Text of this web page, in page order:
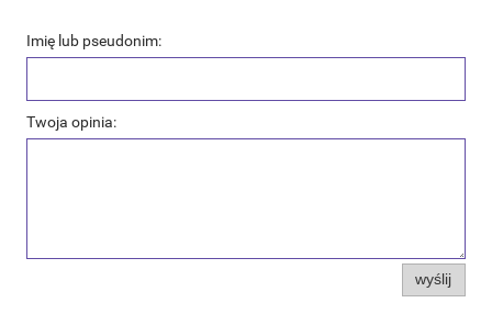
Imię lub pseudonim:
Twoja opinia:
wyślij